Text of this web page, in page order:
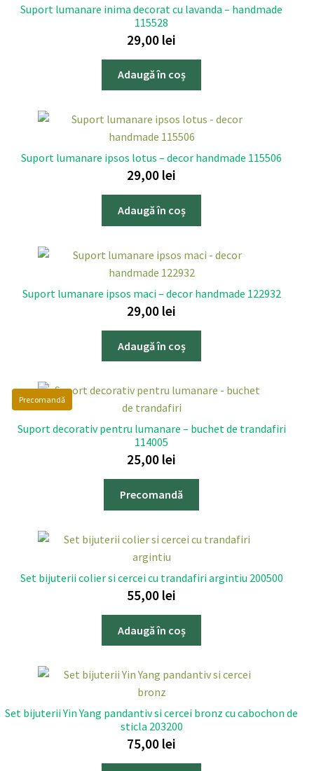
Suport lumanare inima decorat cu lavanda – handmade
115528
29,00 lei
Adaugă în coș
Suport lumanare ipsos lotus – decor handmade 115506
29,00 lei
Adaugă în coș
Suport lumanare ipsos maci – decor handmade 122932
29,00 lei
Adaugă în coș
Precomandă
Suport decorativ pentru lumanare – buchet de trandafiri
114005
25,00 lei
Precomandă
Set bijuterii colier si cercei cu trandafiri argintiu 200500
55,00 lei
Adaugă în coș
Set bijuterii Yin Yang pandantiv si cercei bronz cu cabochon de
sticla 203200
75,00 lei